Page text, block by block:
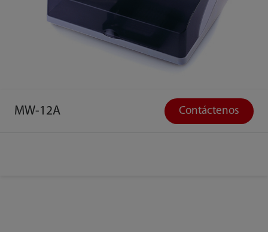
MW-12A Contáctenos